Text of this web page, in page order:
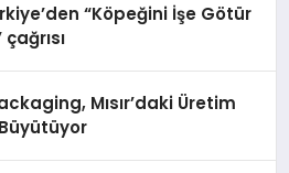
“Köpeğini İşe Götür
Mısır’daki Üretim